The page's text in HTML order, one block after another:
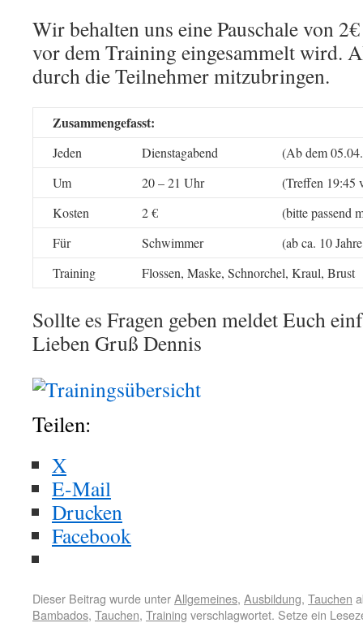
Wir behalten uns eine Pauschale von
vor dem Training eingesammelt wird.
durch die Teilnehmer mitzubringen.
Zusammengefasst:
Jeden Dienstagabend
(Ab dem
Um
20 – 21 Uhr
(Treffen 19:45
Kosten
2 €
(bitte passend
Für
Schwimmer
(ab ca. 10
Training
Flossen, Maske, Schnorchel, Kraul, Brust
Sollte es Fragen geben meldet Euch
Lieben Gruß Dennis
Teilen:
X
E-Mail
Drucken
Facebook
Dieser Beitrag wurde unterAllgemeines, Ausbildung, Tauchen
Bambados, Tauchen, Training verschlagwortet. Setze ein